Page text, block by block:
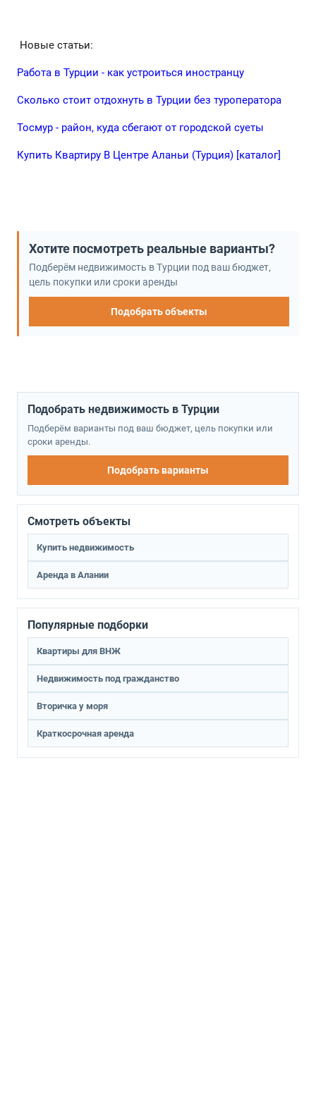
Новые статьи:
Работа в Турции - как устроиться иностранцу
Сколько стоит отдохнуть в Турции без туроператора
Тосмур - район, куда сбегают от городской суеты
Купить Квартиру В Центре Аланьи (Турция) [каталог]
Хотите посмотреть реальные варианты?
Подберём недвижимость в Турции под ваш бюджет,
цель покупки или сроки аренды
Подобрать объекты
Подобрать недвижимость в Турции
Подберём варианты под ваш бюджет, цель покупки или
сроки аренды.
Подобрать варианты
Смотреть объекты
Купить недвижимость
Аренда в Алании
Популярные подборки
Квартиры для ВНЖ
Недвижимость под гражданство
Вторичка у моря
Краткосрочная аренда